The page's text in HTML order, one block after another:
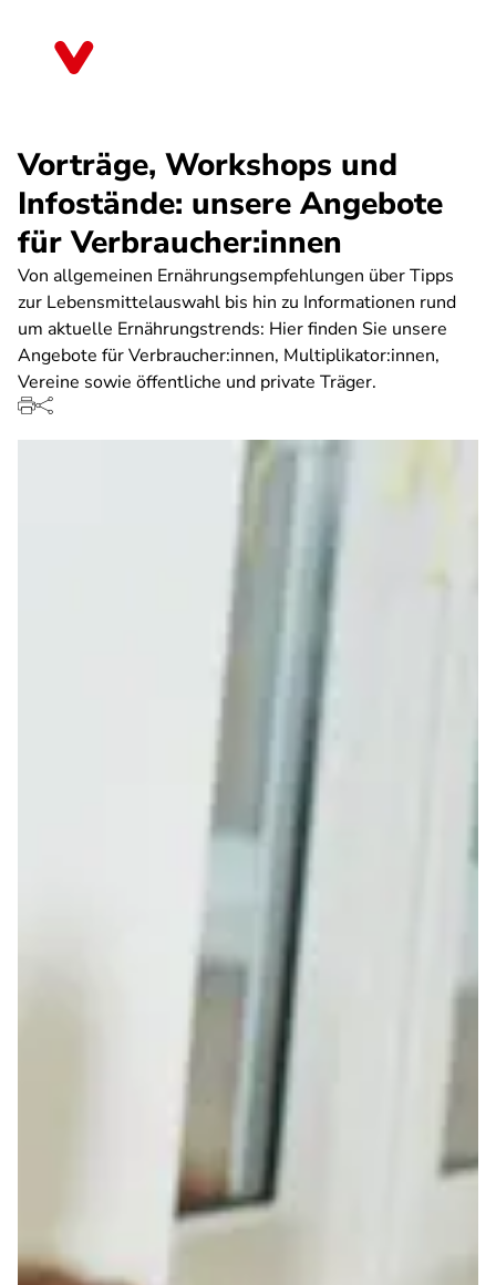
Vorträge, Workshops und
Infostände: unsere Angebote
für Verbraucher:innen
Von allgemeinen Ernährungsempfehlungen über Tipps
zur Lebensmittelauswahl bis hin zu Informationen rund
um aktuelle Ernährungstrends: Hier finden Sie unsere
Angebote für Verbraucher:innen, Multiplikator:innen,
Vereine sowie öffentliche und private Träger.